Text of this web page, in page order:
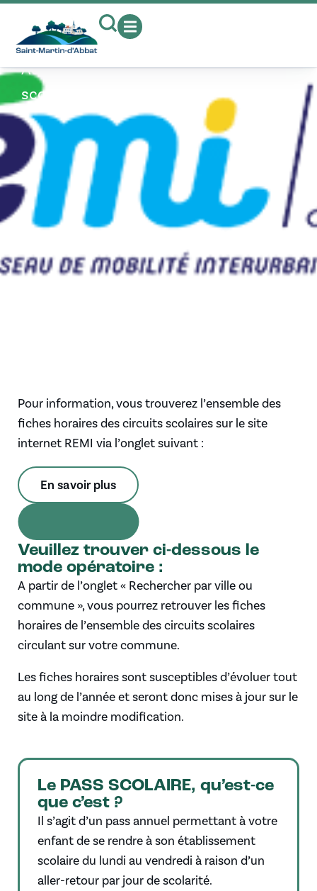
Transport scolaires
Accueil»Mes services»Transport
scolaires
Pour information, vous trouverez l’ensemble des
fiches horaires des circuits scolaires sur le site
internet REMI via l’onglet suivant :
En savoir plus
Veuillez trouver ci-dessous le
mode opératoire :
A partir de l’onglet « Rechercher par ville ou
commune », vous pourrez retrouver les fiches
horaires de l’ensemble des circuits scolaires
circulant sur votre commune.
Les fiches horaires sont susceptibles d’évoluer tout
au long de l’année et seront donc mises à jour sur le
site à la moindre modification.
Le PASS SCOLAIRE, qu’est-ce
que c’est ?
Il s’agit d’un pass annuel permettant à votre
enfant de se rendre à son établissement
scolaire du lundi au vendredi à raison d’un
aller-retour par jour de scolarité.